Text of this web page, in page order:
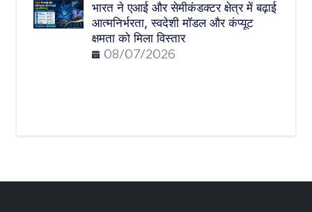
भारत ने एआई और सेमीकंडक्टर क्षेत्र में बढ़ाई
आत्मनिर्भरता, स्वदेशी मॉडल और कंप्यूट
क्षमता को मिला विस्तार
08/07/2026